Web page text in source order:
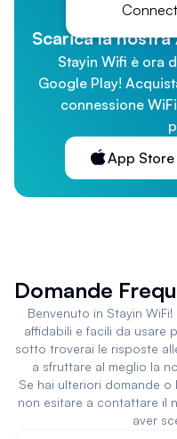
Scarica la nostra
Stayin Wifi è ora
Google Play!
connessione
App Store
Domande
Benvenuto in Stayin
affidabili e facili da usare
sotto troverai le risposte
a sfruttare al meglio la
Se hai ulteriori domande
non esitare a contattare il
aver